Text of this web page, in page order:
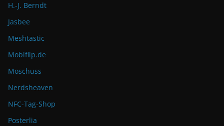
H.-J. Berndt
Jasbee
Meshtastic
Mobiflip.de
Moschuss
Nerdsheaven
NFC-Tag-Shop
Posterlia